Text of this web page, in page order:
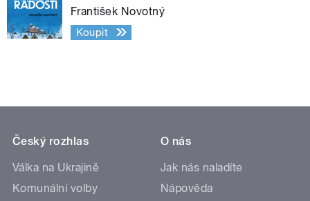
František Novotný
Koupit
Český rozhlas
Válka na Ukrajině
Komunální volby
O nás
Jak nás naladíte
Nápověda